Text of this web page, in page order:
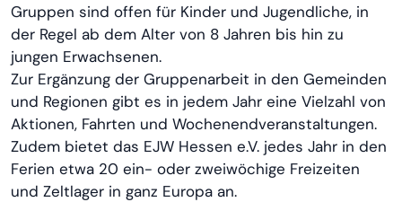
Gruppen sind offen für Kinder und Jugendliche, in
der Regel ab dem Alter von 8 Jahren bis hin zu
jungen Erwachsenen.
Zur Ergänzung der Gruppenarbeit in den Gemeinden
und Regionen gibt es in jedem Jahr eine Vielzahl von
Aktionen, Fahrten und Wochenendveranstaltungen.
Zudem bietet das EJW Hessen e.V. jedes Jahr in den
Ferien etwa 20 ein- oder zweiwöchige Freizeiten
und Zeltlager in ganz Europa an.